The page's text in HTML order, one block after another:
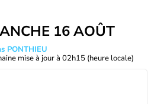
16 AOÛT
PONTHIEU
mise à jour à 02h15 (heure locale)